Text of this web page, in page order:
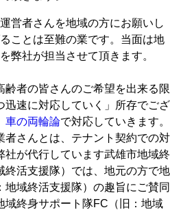
営者さんを地域の方にお願いし
ことは至難の業です。当面は地
弊社が担当させて頂きます。
齢者の皆さんのご希望を出来る限
迅速に対応していく
」所存でござ
車の両輪論で対応していきます。
者さんとは、テナント契約での対
社が代行しています武雄市地域終
終活支援隊）では、地元の方で地
域終活支援隊）の趣旨にご賛同
域終身サポート隊FC（旧：地域